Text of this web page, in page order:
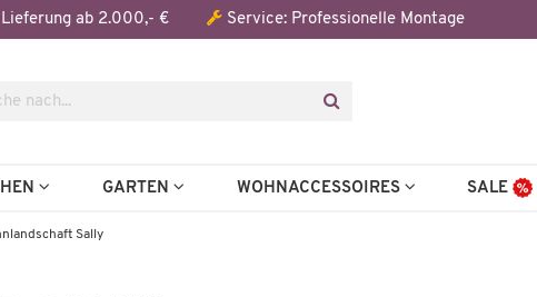
ab 2.000,- € Service: Professionelle Montage
GARTEN WOHNACCESSOIRES SALE
Sally
Der Artikel wurde in den Warenkorb gelegt: